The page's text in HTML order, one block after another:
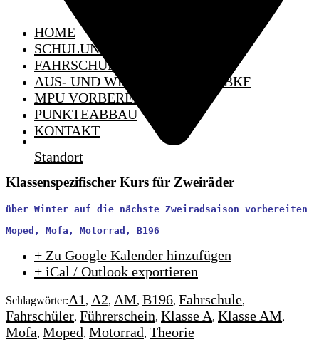
Standort
HOME
SCHULUNGSTERMINE
FAHRSCHULE
AUS- UND WEITERBILDUNG BKF
MPU VORBEREITUNG
PUNKTEABBAU
KONTAKT
Klassenspezifischer Kurs für Zweiräder
über Winter auf die nächste Zweiradsaison vorbereiten
Moped, Mofa, Motorrad, B196
+ Zu Google Kalender hinzufügen
+ iCal / Outlook exportieren
Schlagwörter:A1 , A2, AM, B196, Fahrschule,
Fahrschüler, Führerschein, Klasse A, Klasse AM,
Mofa, Moped, Motorrad, Theorie